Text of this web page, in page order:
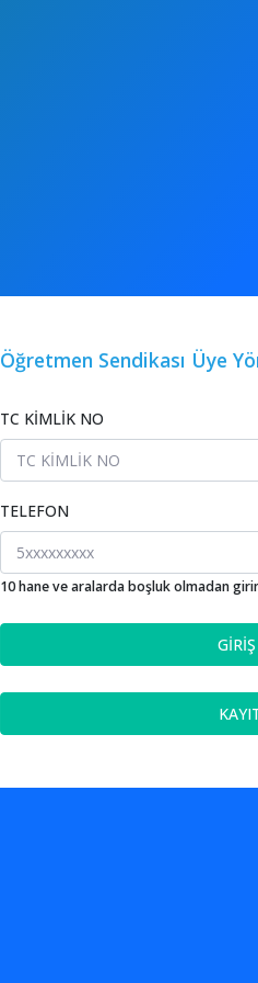
Öğretmen Sendikası Üye
TC KİMLİK NO
TELEFON
10 hane ve aralarda boşluk olmadan